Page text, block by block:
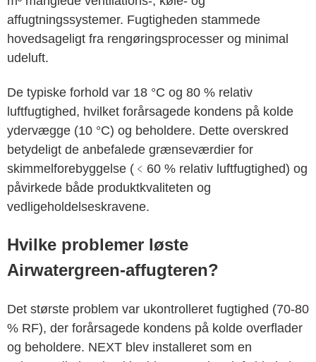
affugtningssystemer. Fugtigheden stammede
hovedsageligt fra rengøringsprocesser og minimal
udeluft.
De typiske forhold var 18 °C og 80 % relativ
luftfugtighed, hvilket forårsagede kondens på kolde
ydervægge (10 °C) og beholdere. Dette overskred
betydeligt de anbefalede grænseværdier for
skimmelforebyggelse (﹤60 % relativ luftfugtighed) og
påvirkede både produktkvaliteten og
vedligeholdelseskravene.
Hvilke problemer løste
Airwatergreen-affugteren?
Det største problem var ukontrolleret fugtighed (70-80
% RF), der forårsagede kondens på kolde overflader
og beholdere. NEXT blev installeret som en